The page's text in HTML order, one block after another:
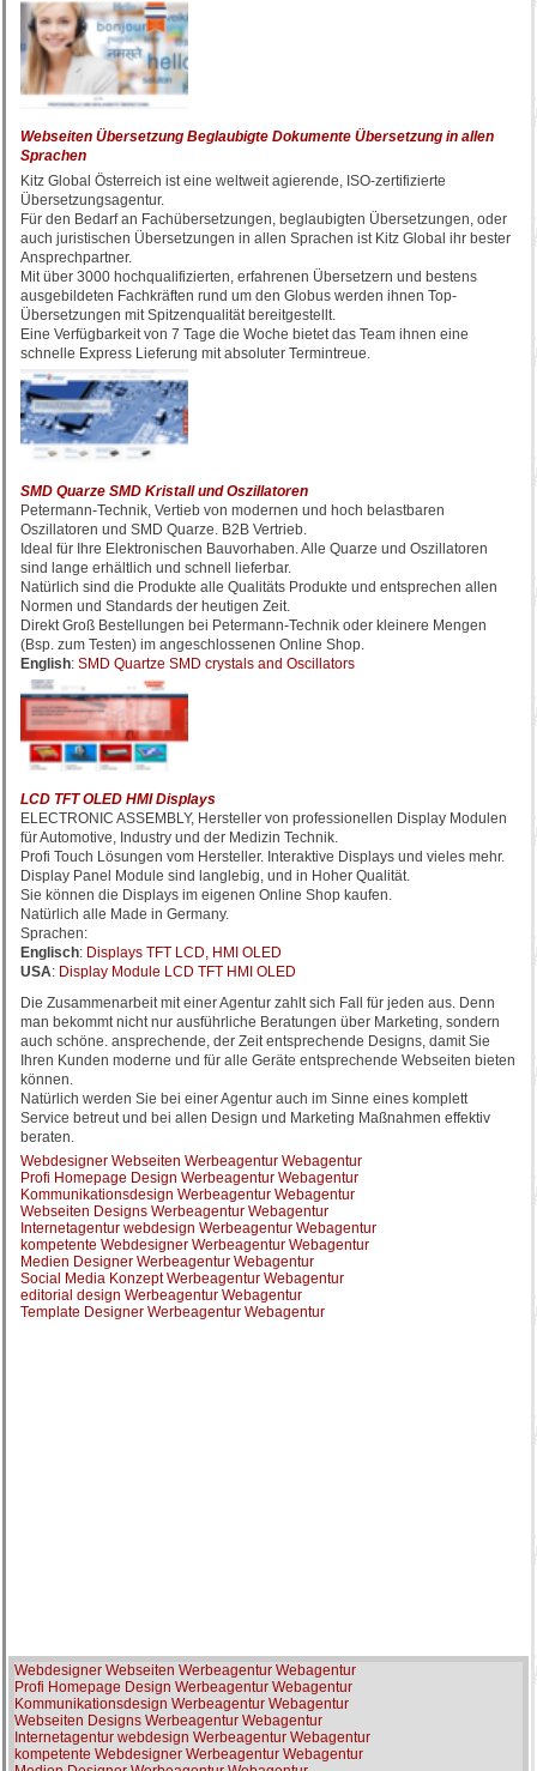
Webseiten Übersetzung Beglaubigte Dokumente Übersetzung in allen
Sprachen
Kitz Global Österreich ist eine weltweit agierende, ISO-zertifizierte
Übersetzungsagentur.
Für den Bedarf an Fachübersetzungen, beglaubigten Übersetzungen, oder
auch juristischen Übersetzungen in allen Sprachen ist Kitz Global ihr bester
Ansprechpartner.
Mit über 3000 hochqualifizierten, erfahrenen Übersetzern und bestens
ausgebildeten Fachkräften rund um den Globus werden ihnen Top-
Übersetzungen mit Spitzenqualität bereitgestellt.
Eine Verfügbarkeit von 7 Tage die Woche bietet das Team ihnen eine
schnelle Express Lieferung mit absoluter Termintreue.
SMD Quarze SMD Kristall und Oszillatoren
Petermann-Technik, Vertieb von modernen und hoch belastbaren
Oszillatoren und SMD Quarze. B2B Vertrieb.
Ideal für Ihre Elektronischen Bauvorhaben. Alle Quarze und Oszillatoren
sind lange erhältlich und schnell lieferbar.
Natürlich sind die Produkte alle Qualitäts Produkte und entsprechen allen
Normen und Standards der heutigen Zeit.
Direkt Groß Bestellungen bei Petermann-Technik oder kleinere Mengen
(Bsp. zum Testen) im angeschlossenen Online Shop.
English: SMD Quartze SMD crystals and Oscillators
LCD TFT OLED HMI Displays
ELECTRONIC ASSEMBLY, Hersteller von professionellen Display Modulen
für Automotive, Industry und der Medizin Technik.
Profi Touch Lösungen vom Hersteller. Interaktive Displays und vieles mehr.
Display Panel Module sind langlebig, und in Hoher Qualität.
Sie können die Displays im eigenen Online Shop kaufen.
Natürlich alle Made in Germany.
Sprachen:
Englisch: Displays TFT LCD, HMI OLED
USA: Display Module LCD TFT HMI OLED
Die Zusammenarbeit mit einer Agentur zahlt sich Fall für jeden aus. Denn
man bekommt nicht nur ausführliche Beratungen über Marketing, sondern
auch schöne. ansprechende, der Zeit entsprechende Designs, damit Sie
Ihren Kunden moderne und für alle Geräte entsprechende Webseiten bieten
können.
Natürlich werden Sie bei einer Agentur auch im Sinne eines komplett
Service betreut und bei allen Design und Marketing Maßnahmen effektiv
beraten.
Webdesigner Webseiten Werbeagentur Webagentur
Profi Homepage Design Werbeagentur Webagentur
Kommunikationsdesign Werbeagentur Webagentur
Webseiten Designs Werbeagentur Webagentur
Internetagentur webdesign Werbeagentur Webagentur
kompetente Webdesigner Werbeagentur Webagentur
Medien Designer Werbeagentur Webagentur
Social Media Konzept Werbeagentur Webagentur
editorial design Werbeagentur Webagentur
Template Designer Werbeagentur Webagentur
Webdesigner Webseiten Werbeagentur Webagentur
Profi Homepage Design Werbeagentur Webagentur
Kommunikationsdesign Werbeagentur Webagentur
Webseiten Designs Werbeagentur Webagentur
Internetagentur webdesign Werbeagentur Webagentur
kompetente Webdesigner Werbeagentur Webagentur